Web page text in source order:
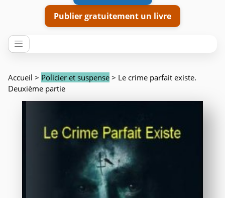
Publier gratuitement un livre
Accueil > Policier et suspense > Le crime parfait existe.
Deuxième partie